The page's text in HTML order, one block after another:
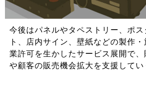
今後はパネルやタペストリー、ポ
ト、店内サイン、壁紙などの製作
業許可を生かしたサービス展開で
や顧客の販売機会拡大を支援してい